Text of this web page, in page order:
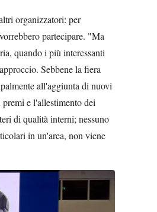
organizzatori: per
partecipare. "Ma
quando i più interessanti
Sebbene la fiera
all'aggiunta di nuovi
e l'allestimento dei
di qualità interni; nessuno
in un'area, non viene